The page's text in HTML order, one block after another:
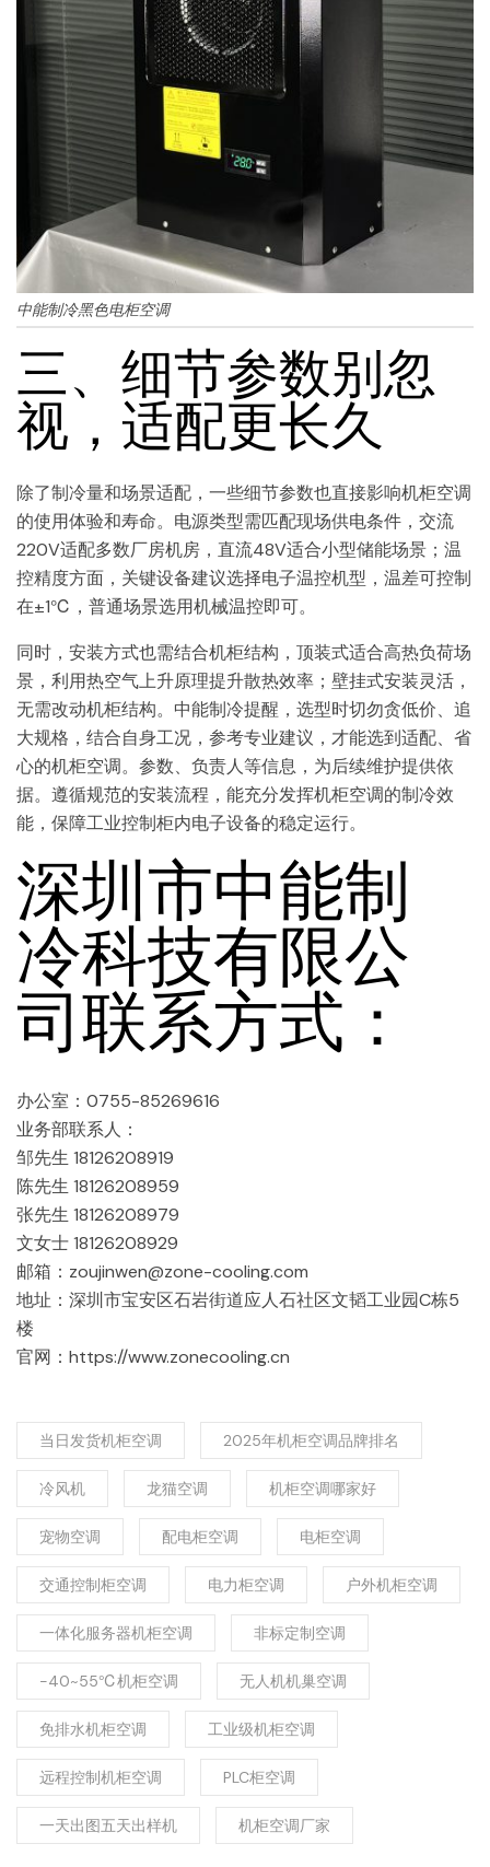
中能制冷黑色电柜空调
三、细节参数别忽
视，适配更长久
除了制冷量和场景适配，一些细节参数也直接影响机柜空调
的使用体验和寿命。电源类型需匹配现场供电条件，交流
220V适配多数厂房机房，直流48V适合小型储能场景；温
控精度方面，关键设备建议选择电子温控机型，温差可控制
在±1℃，普通场景选用机械温控即可。
同时，安装方式也需结合机柜结构，顶装式适合高热负荷场
景，利用热空气上升原理提升散热效率；壁挂式安装灵活，
无需改动机柜结构。中能制冷提醒，选型时切勿贪低价、追
大规格，结合自身工况，参考专业建议，才能选到适配、省
心的机柜空调。参数、负责人等信息，为后续维护提供依
据。遵循规范的安装流程，能充分发挥机柜空调的制冷效
能，保障工业控制柜内电子设备的稳定运行。
深圳市中能制
冷科技有限公
司联系方式：
办公室：0755-85269616
业务部联系人：
邹先生 18126208919
陈先生 18126208959
张先生 18126208979
文女士 18126208929
邮箱：zoujinwen@zone-cooling.com
地址：深圳市宝安区石岩街道应人石社区文韬工业园C栋5
楼
官网：https://www.zonecooling.cn
当日发货机柜空调 2025年机柜空调品牌排名
冷风机 龙猫空调 机柜空调哪家好
宠物空调 配电柜空调 电柜空调
交通控制柜空调 电力柜空调 户外机柜空调
一体化服务器机柜空调 非标定制空调
-40~55℃机柜空调 无人机机巢空调
免排水机柜空调 工业级机柜空调
远程控制机柜空调 PLC柜空调
一天出图五天出样机 机柜空调厂家